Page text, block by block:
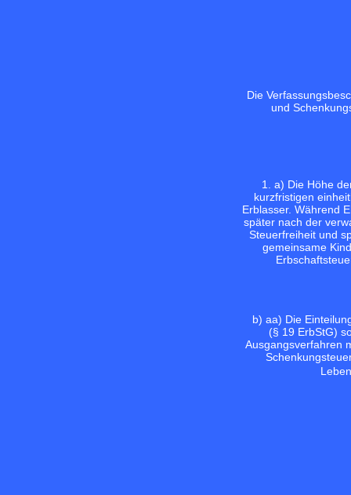
Die
und
1. a) Die Höhe
kurzfristigen
Erblasser. Während
später nach der
Steuerfreiheit und
gemeinsame
b) aa) Die
(§ 19 ErbStG)
Ausgangsverfahren